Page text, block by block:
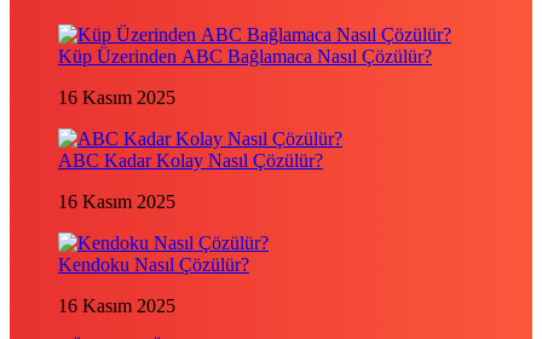
Küp Üzerinden ABC Bağlamaca Nasıl Çözülür?
16 Kasım 2025
ABC Kadar Kolay Nasıl Çözülür?
16 Kasım 2025
Kendoku Nasıl Çözülür?
16 Kasım 2025